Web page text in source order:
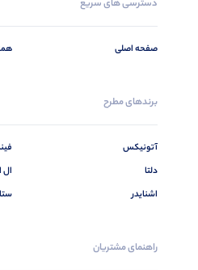
دسترسی های سریع
صفحه اصلی
برندهای مطرح
آتونیکس
دلتا
اشنایدر
راهنمای مشتریان